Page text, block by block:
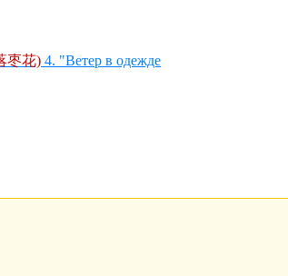
枣花) 4. "Ветер в одежде